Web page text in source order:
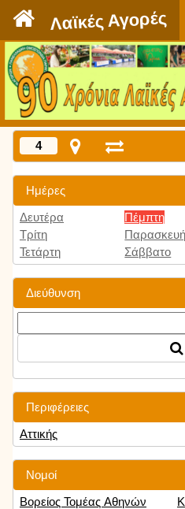
Λαϊκές Αγορές
4
Ημέρες
Δευτέρα
Τρίτη
Τετάρτη
Πέμπτη
Παρασκευή
Σάββατο
Διεύθυνση
Περιφέρειες
Αττικής
Νομοί
Βορείος Τομέας Αθηνών